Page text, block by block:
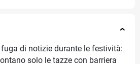
di notizie durante le festività:
solo le tazze con barriera